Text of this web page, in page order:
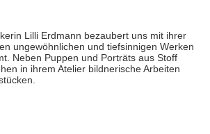
Lilli Erdmann bezaubert uns mit ihrer
ungewöhnlichen und tiefsinnigen Werken
Neben Puppen und Porträts aus Stoff
in ihrem Atelier bildnerische Arbeiten